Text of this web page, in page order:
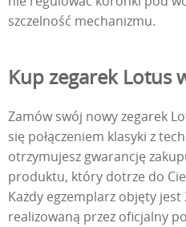
szczelność mechanizmu.
Kup zegarek Lotus
Zamów swój nowy zegarek
się połączeniem klasyki z
otrzymujesz gwarancję
produktu, który dotrze do
Każdy egzemplarz objęty
realizowaną przez oficjalny